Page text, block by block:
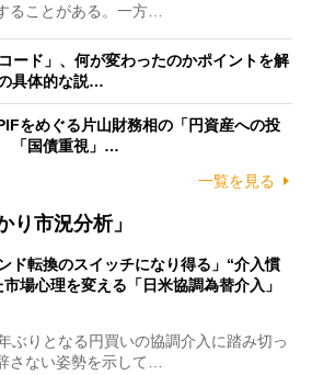
ることがある。一方…
ード」、何が変わったのかポイントを解
具体的な説…
をめぐる片山財務相の「円資産への投
「国債重視」…
一覧を見る
り市況分析」
ンド転換のスイッチになり得る」“介入慣
市場心理を変える「日米協調為替介入」
ぶりとなる円買いの協調介入に踏み切っ
さない姿勢を示して…